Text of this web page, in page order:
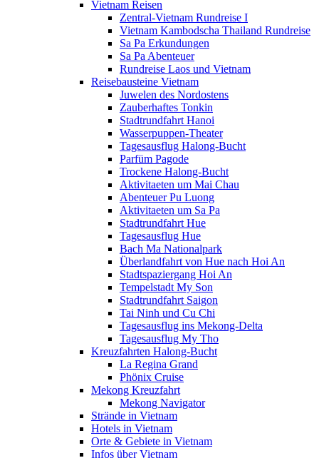
Vietnam Reisen
Zentral-Vietnam Rundreise I
Vietnam Kambodscha Thailand Rundreise
Sa Pa Erkundungen
Sa Pa Abenteuer
Rundreise Laos und Vietnam
Reisebausteine Vietnam
Juwelen des Nordostens
Zauberhaftes Tonkin
Stadtrundfahrt Hanoi
Wasserpuppen-Theater
Tagesausflug Halong-Bucht
Parfüm Pagode
Trockene Halong-Bucht
Aktivitaeten um Mai Chau
Abenteuer Pu Luong
Aktivitaeten um Sa Pa
Stadtrundfahrt Hue
Tagesausflug Hue
Bach Ma Nationalpark
Überlandfahrt von Hue nach Hoi An
Stadtspaziergang Hoi An
Tempelstadt My Son
Stadtrundfahrt Saigon
Tai Ninh und Cu Chi
Tagesausflug ins Mekong-Delta
Tagesausflug My Tho
Kreuzfahrten Halong-Bucht
La Regina Grand
Phönix Cruise
Mekong Kreuzfahrt
Mekong Navigator
Strände in Vietnam
Hotels in Vietnam
Orte & Gebiete in Vietnam
Infos über Vietnam